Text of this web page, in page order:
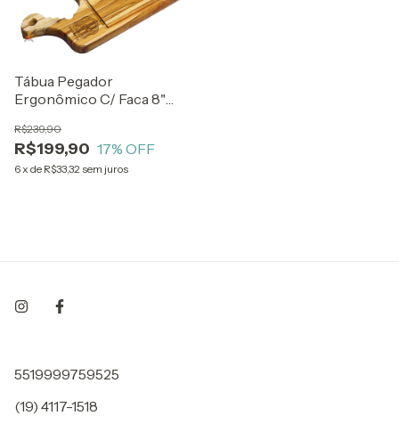
Tábua Pegador
Ergonômico C/ Faca 8"
R$199,90
R$239,90
17% OFF
6 x de R$33,32 sem juros
5519999759525
(19) 4117-1518